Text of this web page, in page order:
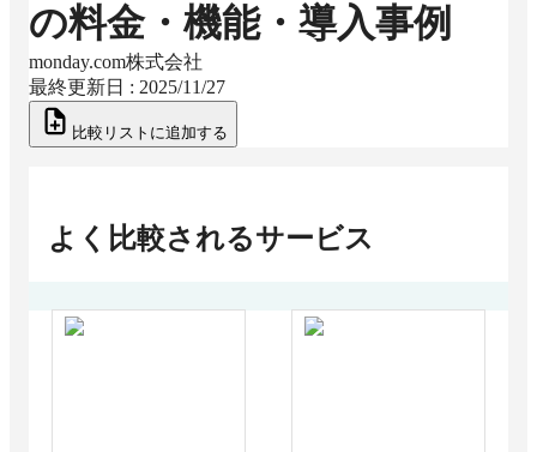
の料金・機能・導入事例
monday.com株式会社
最終更新日 : 2025/11/27
比較リストに追加する
よく比較されるサービス